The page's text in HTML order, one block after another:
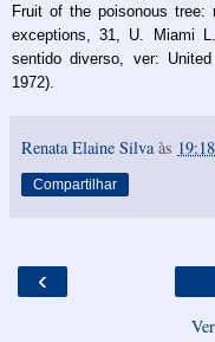
Fruit of the poisonous tree:
exceptions, 31, U. Miami
sentido diverso, ver:
1972).
Renata Elaine Silva às 19:18
Compartilhar
‹